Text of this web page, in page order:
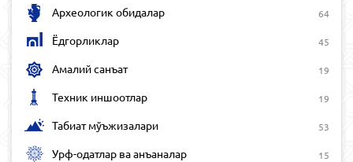
Археологик обидалар 64
Ёдгорликлар 45
Амалий санъат 19
Техник иншоотлар 19
Табиат мўъжизалари 53
Урф-одатлар ва анъаналар 15